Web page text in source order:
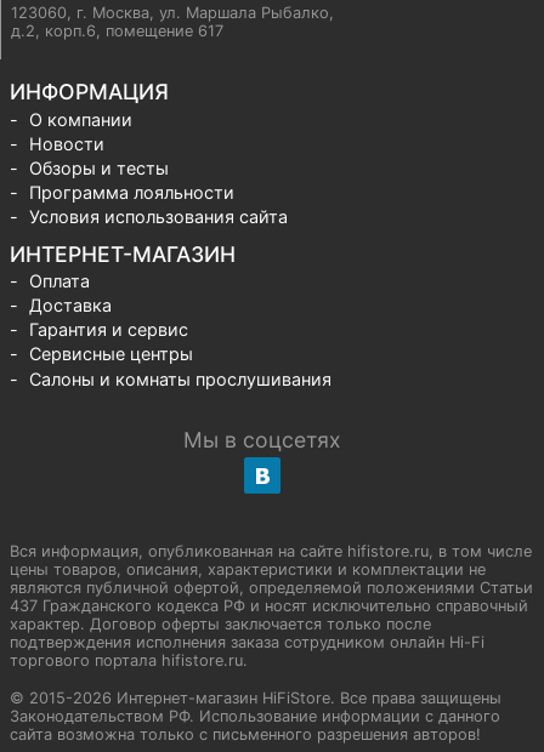
123060, г. Москва, ул. Маршала Рыбалко,
д.2, корп.6, помещение 617
ИНФОРМАЦИЯ
О компании
Новости
Обзоры и тесты
Программа лояльности
Условия использования сайта
ИНТЕРНЕТ-МАГАЗИН
Оплата
Доставка
Гарантия и сервис
Сервисные центры
Салоны и комнаты прослушивания
Мы в соцсетях
Вся информация, опубликованная на сайте hifistore.ru, в том числе
цены товаров, описания, характеристики и комплектации не
являются публичной офертой, определяемой положениями Статьи
437 Гражданского кодекса РФ и носят исключительно справочный
характер. Договор оферты заключается только после
подтверждения исполнения заказа сотрудником онлайн Hi-Fi
торгового портала hifistore.ru.
© 2015-2026 Интернет-магазин HiFiStore. Все права защищены
Законодательством РФ. Использование информации с данного
сайта возможна только с письменного разрешения авторов!